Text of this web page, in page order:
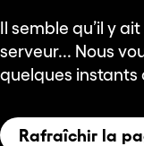
Il semble qu’il y
serveur... Nous
quelques instants
Rafraîchir la